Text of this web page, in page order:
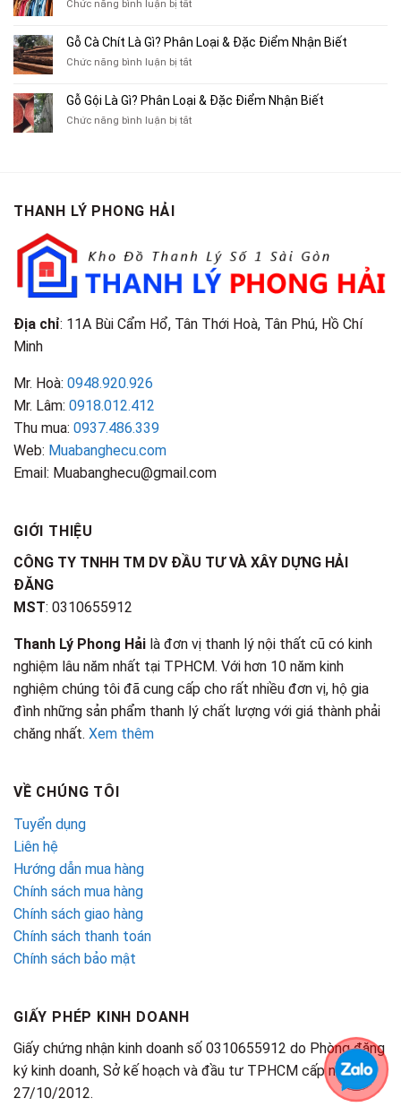
Xe
Cũ,
Xe
Cũ
TP.HCM
Thu
Sách
Tạp
Chí
Chức năng bình luận bị tắtở
Địa
Chỉ
Bán
Áo
Gỗ Cà Chít Là Gì? Phân Loại & Đặc Điểm Nhận Biết
Chức năng bình luận bị tắtở
Chít
Là
Gỗ Gội Là Gì? Phân Loại & Đặc Điểm Nhận Biết
Chức năng bình luận bị tắtở
Điểm
Nhận
Biết
THANH LÝ PHONG HẢI
Địa chỉ: 11A Bùi Cẩm Hổ, Tân Thới Hoà, Tân Phú, Hồ Chí
Minh
Mr. Hoà: 0948.920.926
Mr. Lâm: 0918.012.412
Thu mua: 0937.486.339
Web: Muabanghecu.com
Email: Muabanghecu@gmail.com
GIỚI THIỆU
CÔNG TY TNHH TM DV ĐẦU TƯ VÀ XÂY DỰNG HẢI
ĐĂNG
MST: 0310655912
Thanh Lý Phong Hải là đơn vị thanh lý nội thất cũ có kinh
nghiệm lâu năm nhất tại TPHCM. Với hơn 10 năm kinh
nghiệm chúng tôi đã cung cấp cho rất nhiều đơn vị, hộ gia
đình những sản phẩm thanh lý chất lượng với giá thành phải
chăng nhất. Xem thêm
VỀ CHÚNG TÔI
Tuyển dụng
Liên hệ
Hướng dẫn mua hàng
Chính sách mua hàng
Chính sách giao hàng
Chính sách thanh toán
Chính sách bảo mật
GIẤY PHÉP KINH DOANH
Giấy chứng nhận kinh doanh số 0310655912 do Phòng đăng
ký kinh doanh, Sở kế hoạch và đầu tư TPHCM cấp ngày
27/10/2012.